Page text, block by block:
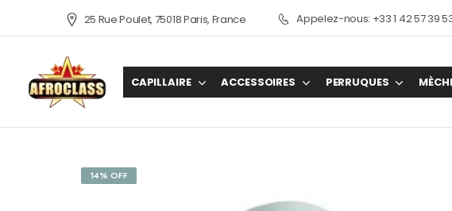
25 Rue Poulet, 75018 Paris, France Appelez-nous: +33 1 42 57 39
CAPILLAIRE ACCESSOIRES PERRUQUES
14% OFF